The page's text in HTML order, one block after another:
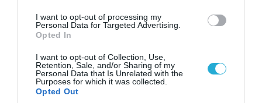
I want to opt-out of processing my
Personal Data for Targeted Advertising.
Opted In
I want to opt-out of Collection, Use,
Retention, Sale, and/or Sharing of my
Personal Data that Is Unrelated with the
Purposes for which it was collected.
Opted Out
04.08.2026 | 15:02
Αυτή την ώρα το τελευταίο «αντίο» στον πρώην